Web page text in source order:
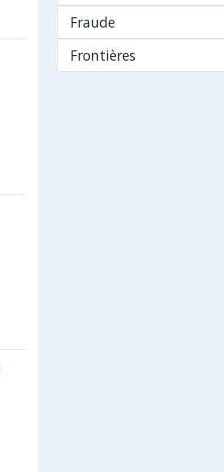
Fraude
Frontières